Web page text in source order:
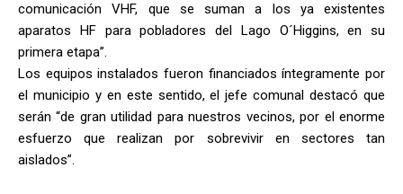
comunicación VHF, que se suman a los ya existentes
aparatos HF para pobladores del Lago O´Higgins, en su
primera etapa”.
Los equipos instalados fueron financiados íntegramente por
el municipio y en este sentido, el jefe comunal destacó que
serán “de gran utilidad para nuestros vecinos, por el enorme
esfuerzo que realizan por sobrevivir en sectores tan
aislados”.